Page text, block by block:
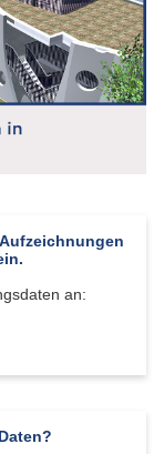
an: